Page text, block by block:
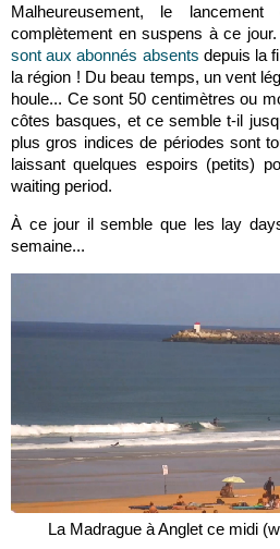
Malheureusement, le
complètement en suspens à ce
sont aux abonnés absents depuis la
la région ! Du beau temps, un vent
houle... Ce sont 50 centimètres ou
côtes basques, et ce semble t-il
plus gros indices de périodes sont
laissant quelques espoirs (petits)
waiting period.
À ce jour il semble que les lay
semaine...
La Madrague à Anglet ce midi